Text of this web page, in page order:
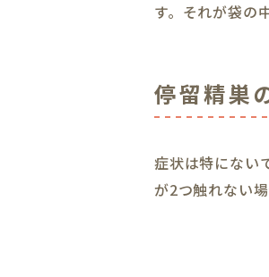
す。それが袋の
停留精巣
症状は特にない
が2つ触れない